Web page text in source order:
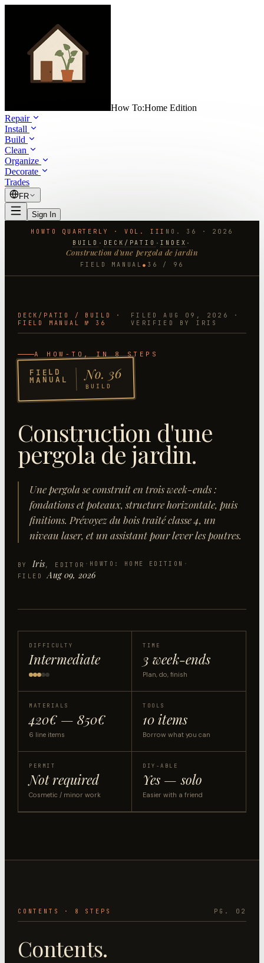
How To:Home Edition
Repair
Install
Build
Clean
Organize
Decorate
Trades
FR
Sign In
HOWTO QUARTERLY · VOL. III NO. 36 · 2026
BUILD · DECK/PATIO ·INDEX ·
Construction d'une pergola de jardin
FIELD MANUAL● 36 / 96
DECK/PATIO / BUILD
·
FIELD MANUAL № 36
FILEDAUG 09, 2026
·
VERIFIED BY IRIS
A HOW-TO , IN 8 STEPS
FIELD
MANUAL No. 36
BUILD
Construction d'une
pergola de jardin.
Une pergola se construit en trois week-ends :
fondations et poteaux, structure horizontale, puis
finitions. Prévoyez du bois traité classe 4, un
niveau laser, et un assistant pour lever les poutres.
BYIris, EDITOR · HOWTO: HOME EDITION ·
FILEDAug 09, 2026
DIFFICULTY
Intermediate
TIME
3 week-ends
Plan, do, finish
MATERIALS
420€ — 850€
6 line items
TOOLS
10 items
Borrow what you can
PERMIT
Not required
Cosmetic / minor work
DIY-ABLE
Yes — solo
Easier with a friend
CONTENTS · 8 STEP S PG. 02
Contents.